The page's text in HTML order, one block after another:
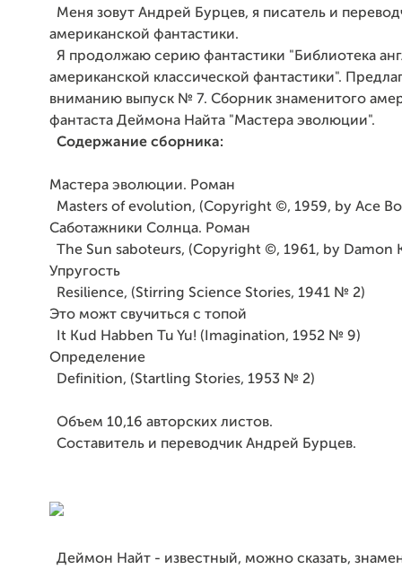
Меня зовут Андрей Бурцев, я писатель и
американской фантастики.
Я продолжаю серию фантастики "Библиотека
американской классической фантастики".
вниманию выпуск № 7. Сборник знаменитого
фантаста Деймона Найта "Мастера эволюции".
Содержание сборника:
Мастера эволюции. Роман
Masters of evolution, (Copyright ©, 1959, by Ace
Саботажники Солнца. Роман
The Sun saboteurs, (Copyright ©, 1961, by Damon
Упругость
Resilience, (Stirring Science Stories, 1941 № 2)
Это можт свучиться с топой
It Kud Habben Tu Yu! (Imagination, 1952 № 9)
Определение
Definition, (Startling Stories, 1953 № 2)
Объем 10,16 авторских листов.
Составитель и переводчик Андрей Бурцев.
Деймон Найт - известный, можно сказать,